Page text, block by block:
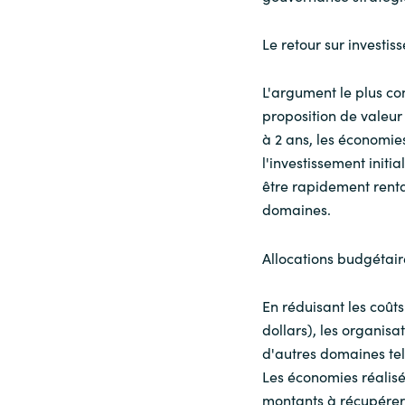
Le retour sur
L'argument le plus
proposition de
à 2 ans, les
l'investissement
être rapidement
domaines.
Allocations
En réduisant les
dollars), les
d'autres domaines
Les économies
montants à